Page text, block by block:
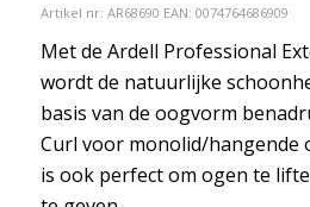
Artikel nr: AR68690 EAN: 0074764686909
Met de Ardell Professional
wordt de natuurlijke
basis van de oogvorm
Curl voor monolid/hangende
is ook perfect om ogen te